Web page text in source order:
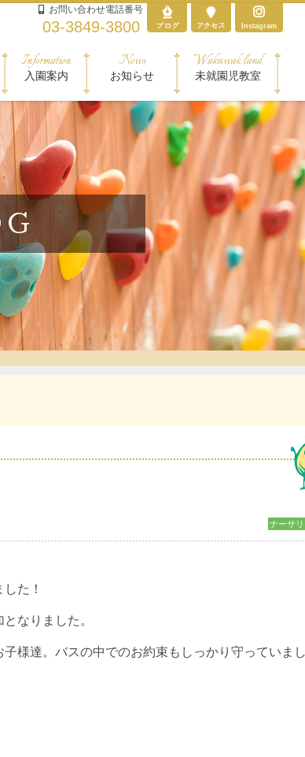
Instagram
お問い合わせ電話番号
03-3849-3800
Information
入園案内
News
お知らせ
Wakuwak land
未就園児教室
ナーサリ
た！
なりました。
様達。バスの中でのお約束もしっかり守っていまし